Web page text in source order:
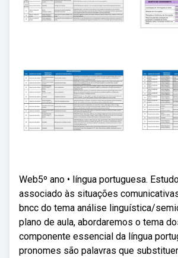
Web5º ano • língua portuguesa.
associado às situações
bncc do tema análise linguística/
plano de aula, abordaremos o tema
componente essencial da língua
pronomes são palavras que